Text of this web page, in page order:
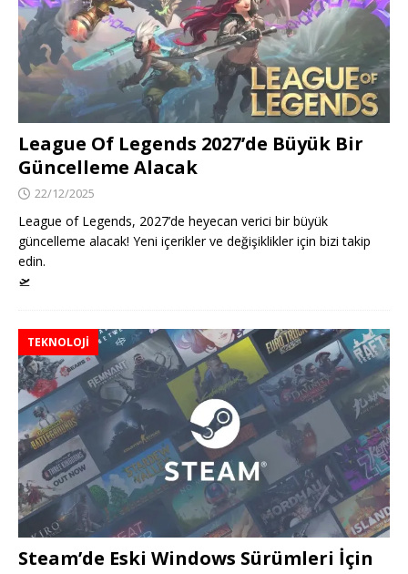
League Of Legends 2027’de Büyük Bir
Güncelleme Alacak
22/12/2025
League of Legends, 2027’de heyecan verici bir büyük
güncelleme alacak! Yeni içerikler ve değişiklikler için bizi takip
edin.
🛫
TEKNOLOJI
Steam’de Eski Windows Sürümleri İçin